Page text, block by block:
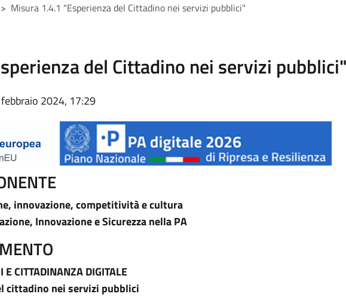
> Misura 1.4.1 "Esperienza del Cittadino nei servizi pubblici"
del Cittadino nei servizi
2024, 17:29
innovazione, competitività e cultura
Innovazione e Sicurezza nella PA
E CITTADINANZA DIGITALE
cittadino nei servizi pubblici